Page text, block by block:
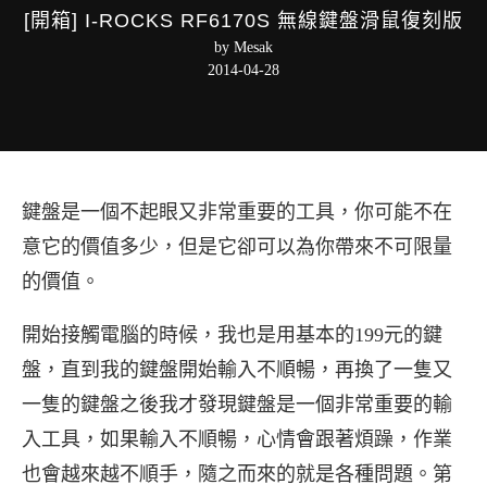
[開箱] I-ROCKS RF6170S 無線鍵盤滑鼠復刻版
by Mesak
2014-04-28
鍵盤是一個不起眼又非常重要的工具，你可能不在
意它的價值多少，但是它卻可以為你帶來不可限量
的價值。
開始接觸電腦的時候，我也是用基本的199元的鍵
盤，直到我的鍵盤開始輸入不順暢，再換了一隻又
一隻的鍵盤之後我才發現鍵盤是一個非常重要的輸
入工具，如果輸入不順暢，心情會跟著煩躁，作業
也會越來越不順手，隨之而來的就是各種問題。第